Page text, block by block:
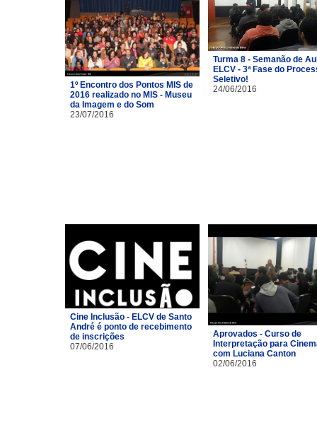
1º Encontro dos Pontos MIS de
2016 realizado no MIS - Museu
da Imagem e do Som
23/07/2016
Turma 8 - Semanão de
ELCV - 3ª Fase do
Seletivo!
24/06/2016
Cine Inclusão - ELCV de Santo
André é ponto de recebimento
de inscrições
07/06/2016
Aprovados - Curso de
Interpretação para
com Luciana Canton
02/06/2016